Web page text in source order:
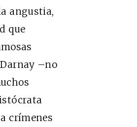
angustia,
que
–no
crímenes